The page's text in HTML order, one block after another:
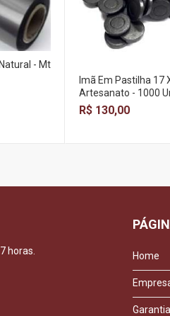
- Mt
Imã Em Pastilha 17
Artesanato - 1000
R$ 130,00
horas. Home
Garantia